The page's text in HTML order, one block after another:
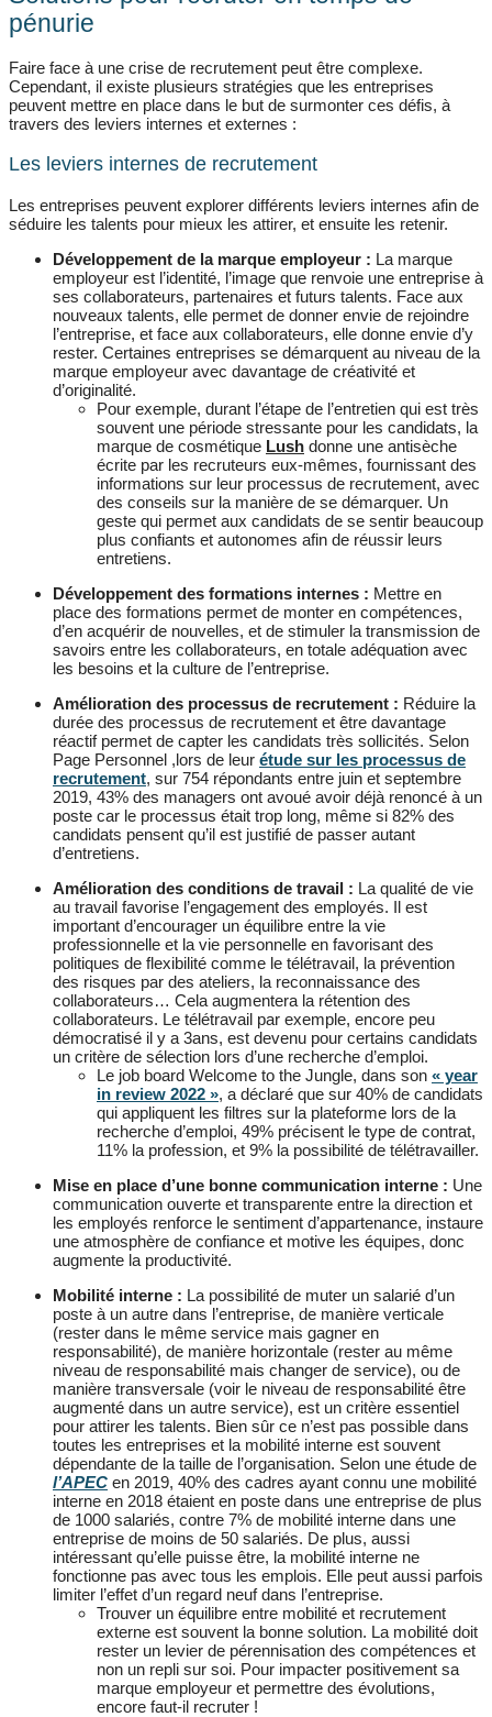
pénurie
Faire face à une crise de recrutement peut être complexe.
Cependant, il existe plusieurs stratégies que les entreprises
peuvent mettre en place dans le but de surmonter ces défis, à
travers des leviers internes et externes :
Les leviers internes de recrutement
Les entreprises peuvent explorer différents leviers internes afin de
séduire les talents pour mieux les attirer, et ensuite les retenir.
Développement de la marque employeur : La marque
employeur est l’identité, l’image que renvoie une entreprise à
ses collaborateurs, partenaires et futurs talents. Face aux
nouveaux talents, elle permet de donner envie de rejoindre
l’entreprise, et face aux collaborateurs, elle donne envie d’y
rester. Certaines entreprises se démarquent au niveau de la
marque employeur avec davantage de créativité et
d’originalité.
Pour exemple, durant l’étape de l’entretien qui est très
souvent une période stressante pour les candidats, la
marque de cosmétique Lush donne une antisèche
écrite par les recruteurs eux-mêmes, fournissant des
informations sur leur processus de recrutement, avec
des conseils sur la manière de se démarquer. Un
geste qui permet aux candidats de se sentir beaucoup
plus confiants et autonomes afin de réussir leurs
entretiens.
Développement des formations internes : Mettre en
place des formations permet de monter en compétences,
d’en acquérir de nouvelles, et de stimuler la transmission de
savoirs entre les collaborateurs, en totale adéquation avec
les besoins et la culture de l’entreprise.
Amélioration des processus de recrutement : Réduire la
durée des processus de recrutement et être davantage
réactif permet de capter les candidats très sollicités. Selon
Page Personnel ,lors de leur étude sur les processus de
recrutement, sur 754 répondants entre juin et septembre
2019, 43% des managers ont avoué avoir déjà renoncé à un
poste car le processus était trop long, même si 82% des
candidats pensent qu’il est justifié de passer autant
d’entretiens.
Amélioration des conditions de travail : La qualité de vie
au travail favorise l’engagement des employés. Il est
important d’encourager un équilibre entre la vie
professionnelle et la vie personnelle en favorisant des
politiques de flexibilité comme le télétravail, la prévention
des risques par des ateliers, la reconnaissance des
collaborateurs… Cela augmentera la rétention des
collaborateurs. Le télétravail par exemple, encore peu
démocratisé il y a 3ans, est devenu pour certains candidats
un critère de sélection lors d’une recherche d’emploi.
Le job board Welcome to the Jungle, dans son « year
in review 2022 », a déclaré que sur 40% de candidats
qui appliquent les filtres sur la plateforme lors de la
recherche d’emploi, 49% précisent le type de contrat,
11% la profession, et 9% la possibilité de télétravailler.
Mise en place d’une bonne communication interne : Une
communication ouverte et transparente entre la direction et
les employés renforce le sentiment d’appartenance, instaure
une atmosphère de confiance et motive les équipes, donc
augmente la productivité.
Mobilité interne : La possibilité de muter un salarié d’un
poste à un autre dans l’entreprise, de manière verticale
(rester dans le même service mais gagner en
responsabilité), de manière horizontale (rester au même
niveau de responsabilité mais changer de service), ou de
manière transversale (voir le niveau de responsabilité être
augmenté dans un autre service), est un critère essentiel
pour attirer les talents. Bien sûr ce n’est pas possible dans
toutes les entreprises et la mobilité interne est souvent
dépendante de la taille de l’organisation. Selon une étude de
l’APEC en 2019, 40% des cadres ayant connu une mobilité
interne en 2018 étaient en poste dans une entreprise de plus
de 1000 salariés, contre 7% de mobilité interne dans une
entreprise de moins de 50 salariés. De plus, aussi
intéressant qu’elle puisse être, la mobilité interne ne
fonctionne pas avec tous les emplois. Elle peut aussi parfois
limiter l’effet d’un regard neuf dans l’entreprise.
Trouver un équilibre entre mobilité et recrutement
externe est souvent la bonne solution. La mobilité doit
rester un levier de pérennisation des compétences et
non un repli sur soi. Pour impacter positivement sa
marque employeur et permettre des évolutions,
encore faut-il recruter !